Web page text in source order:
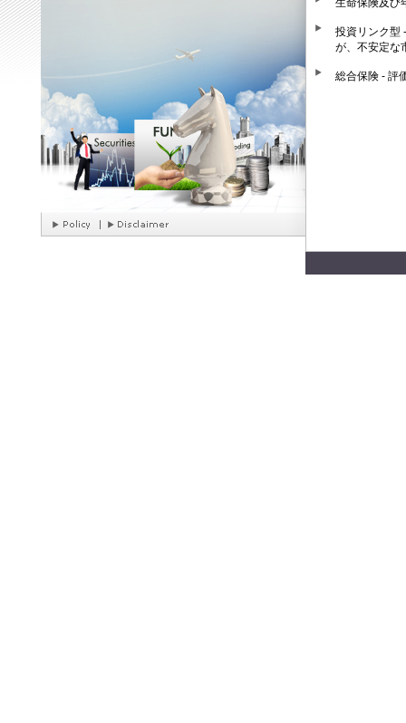
生命保険及び
投資リンク型
が、不安定な
総合保険 - 評